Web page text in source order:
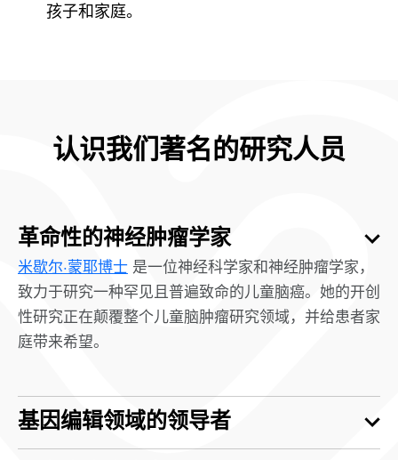
孩子和家庭。
认识我们著名的研究人员
革命性的神经肿瘤学家
米歇尔·蒙耶博士 是一位神经科学家和神经肿瘤学家，
致力于研究一种罕见且普遍致命的儿童脑癌。她的开创
性研究正在颠覆整个儿童脑肿瘤研究领域，并给患者家
庭带来希望。
基因编辑领域的领导者